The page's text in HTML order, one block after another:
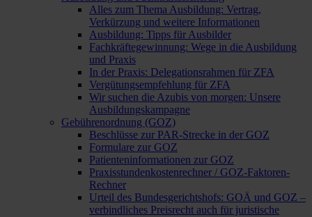
Alles zum Thema Ausbildung: Vertrag,
Verkürzung und weitere Informationen
Ausbildung: Tipps für Ausbilder
Fachkräftegewinnung: Wege in die Ausbildung
und Praxis
In der Praxis: Delegationsrahmen für ZFA
Vergütungsempfehlung für ZFA
Wir suchen die Azubis von morgen: Unsere
Ausbildungskampagne
Gebührenordnung (GOZ)
Beschlüsse zur PAR-Strecke in der GOZ
Formulare zur GOZ
Patienteninformationen zur GOZ
Praxisstundenkostenrechner / GOZ-Faktoren-
Rechner
Urteil des Bundesgerichtshofs: GOÄ und GOZ –
verbindliches Preisrecht auch für juristische